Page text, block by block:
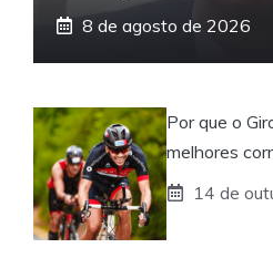
8 de agosto de 2026
Por que o
melhores
14 de